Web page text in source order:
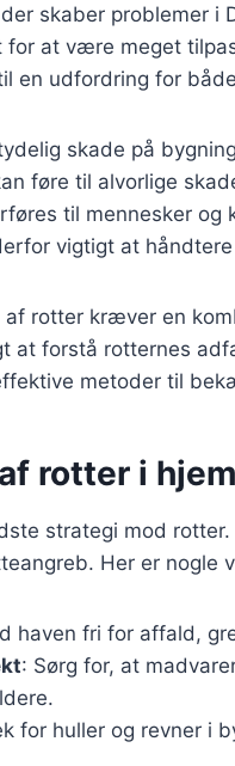
skaber problemer i
for at være meget
en udfordring for
skade på
føre til alvorlige
til mennesker
vigtigt at
rotter kræver en
at forstå rotternes
metoder til
rotter i
strategi mod
Her er nogle
haven fri for affald,
: Sørg for, at
for huller og revner i